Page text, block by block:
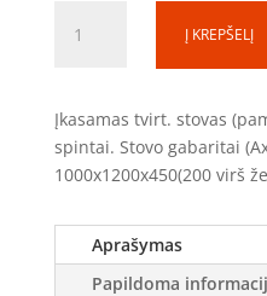
kiekis:
(800
mm
po
200mm
Į KREPŠELĮ
Įkasamas tvirt. stovas
spintai. Stovo gabaritai
1000x1200x450(200 virš
Aprašymas
Papildoma